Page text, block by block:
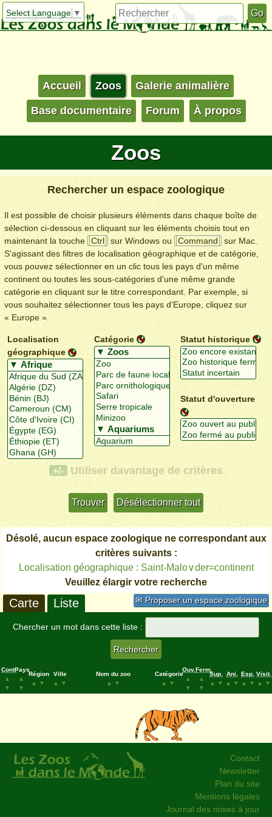
Select Language ▼
Accueil Zoos Galerie animalière
Base documentaire Forum À propos
Zoos
Rechercher un espace zoologique
Il est possible de choisir plusieurs éléments dans chaque boîte de
sélection ci-dessous en cliquant sur les éléments choisis tout en
maintenant la touche
Ctrl sur Windows ou Command
sur Mac.
S'agissant des filtres de localisation géographique et de catégorie,
vous pouvez sélectionner en un clic tous les pays d'un même
continent ou toutes les sous-catégories d'une même grande
catégorie en cliquant sur le titre correspondant. Par exemple, si
vous souhaitez sélectionner tous les pays d'Europe, cliquez sur
« Europe ».
Localisation
géographique
Catégorie Statut historique
Statut d'ouverture
+/- Utiliser davantage de critères
Désolé, aucun espace zoologique ne correspondant aux
critères suivants :
Localisation géographique : Saint-Malo∨der=continent
Veuillez élargir votre recherche
✉ Proposer un espace zoologique
Carte Liste
Chercher un mot dans cette liste :
Cont.
▲
▼
Pays
▲
▼
Région
▲
▼
Ville
▲
▼
Nom du zoo
▲
▼
Catégorie
▲
▼
Ouv.
▲
▼
Ferm.
▲
▼
Sup.
▲
▼
Ani.
▲
▼
Esp.
▲
▼
Visit.
▲
▼
Contact
Newsletter
Plan du site
Mentions légales
Journal des mises à jour